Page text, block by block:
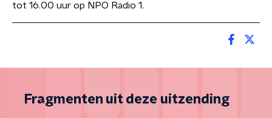
tot 16.00 uur op NPO Radio 1.
Fragmenten uit deze uitzending